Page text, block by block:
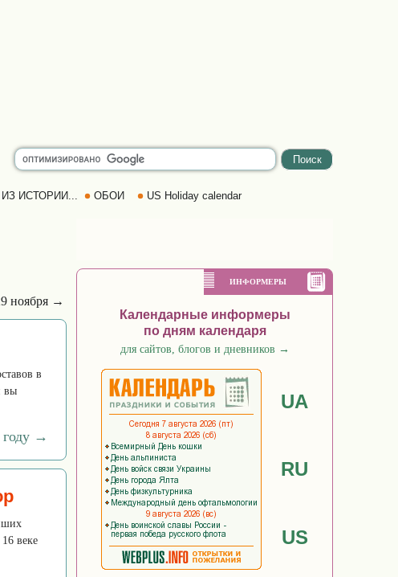
ИСТОРИИ... ОБОИ US Holiday calendar
ноября →
в
вы
году →
веке
ИНФОРМЕРЫ
Календарные информеры
по дням календаря
для сайтов, блогов и дневников →
UA
RU
US